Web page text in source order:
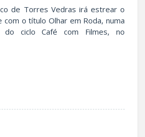
de Torres Vedras irá estrear o
o título Olhar em Roda, numa
do ciclo Café com Filmes, no